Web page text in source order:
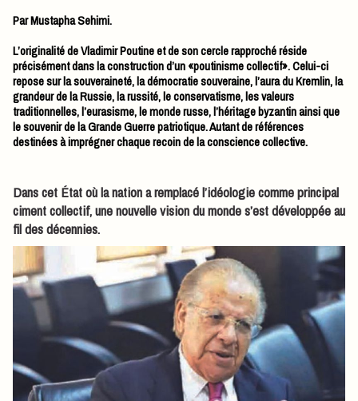
Par Mustapha Sehimi.
L’originalité de Vladimir Poutine et de son cercle rapproché réside
précisément dans la construction d’un «poutinisme collectif». Celui-ci
repose sur la souveraineté, la démocratie souveraine, l’aura du Kremlin, la
grandeur de la Russie, la russité, le conservatisme, les valeurs
traditionnelles, l’eurasisme, le monde russe, l’héritage byzantin ainsi que
le souvenir de la Grande Guerre patriotique. Autant de références
destinées à imprégner chaque recoin de la conscience collective.
Dans cet État où la nation a remplacé l’idéologie comme principal
ciment collectif, une nouvelle vision du monde s’est développée au
fil des décennies.